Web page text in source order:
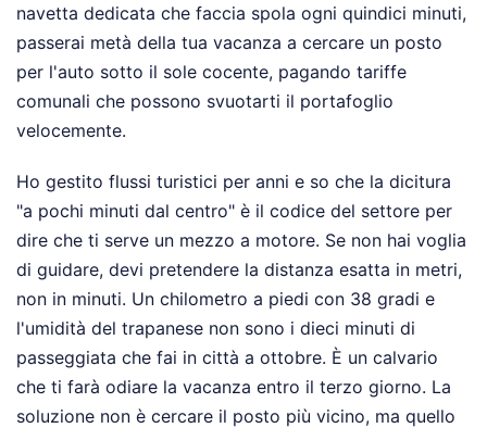
navetta dedicata che faccia spola ogni quindici minuti,
passerai metà della tua vacanza a cercare un posto
per l'auto sotto il sole cocente, pagando tariffe
comunali che possono svuotarti il portafoglio
velocemente.
Ho gestito flussi turistici per anni e so che la dicitura
"a pochi minuti dal centro" è il codice del settore per
dire che ti serve un mezzo a motore. Se non hai voglia
di guidare, devi pretendere la distanza esatta in metri,
non in minuti. Un chilometro a piedi con 38 gradi e
l'umidità del trapanese non sono i dieci minuti di
passeggiata che fai in città a ottobre. È un calvario
che ti farà odiare la vacanza entro il terzo giorno. La
soluzione non è cercare il posto più vicino, ma quello